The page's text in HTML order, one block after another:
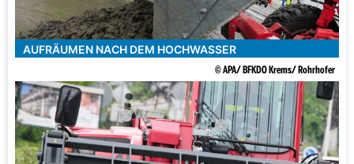
AUFRÄUMEN NACH DEM HOCHWASSER
© APA/ BFKDO Krems/ Rohrhofer